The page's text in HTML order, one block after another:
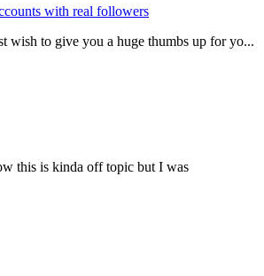
with real followers
wish to give you a huge thumbs up for yo...
this is kinda off topic but I was